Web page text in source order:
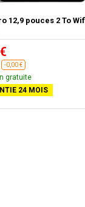
12,9 pouces 2 To
-0,00 €
gratuite
24 MOIS